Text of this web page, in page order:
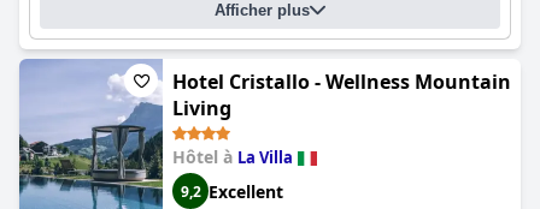
Afficher plus
Hotel Cristallo - Wellness Mountain
Living
Hôtel à La Villa
9,2 Excellent